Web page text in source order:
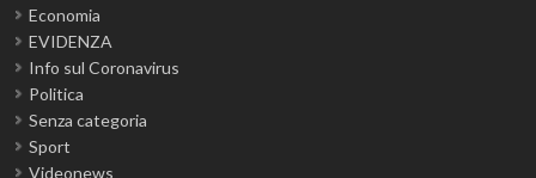
Economia
EVIDENZA
Info sul Coronavirus
Politica
Senza categoria
Sport
Videonews